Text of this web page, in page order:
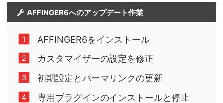
AFFINGER6へのアップデート作業
AFFINGER6をインストール
カスタマイザーの設定を修正
初期設定とパーマリンクの更新
専用ブラグインのインストールと停止